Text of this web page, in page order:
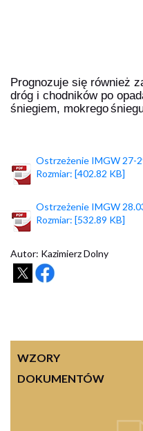
Prognozuje się również
dróg i chodników po
śniegiem, mokregoś
Ostrzeżenie IMGW 27-
Rozmiar: [402.82 KB]
Ostrzeżenie IMGW
Rozmiar: [532.89 KB]
Autor: Kazimierz Dolny
WZORY
DOKUMENTÓW